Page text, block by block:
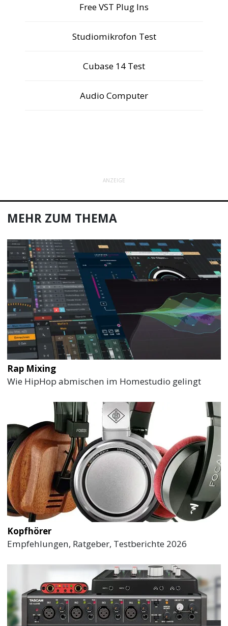
Free VST Plug Ins
Studiomikrofon Test
Cubase 14 Test
Audio Computer
ANZEIGE
MEHR ZUM THEMA
Rap Mixing
Wie HipHop abmischen im Homestudio gelingt
Kopfhörer
Empfehlungen, Ratgeber, Testberichte 2026